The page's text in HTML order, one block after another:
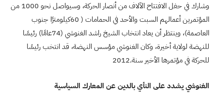
وشارك في حفل الافتتاح الآلاف من أنصار الحركة، وسيواصل نحو 1000 من
المؤتمرين أعمالهم السبت والأحد في الحمامات (
كيلومترًا جنوب
العاصمة)، وينتظر أن يعاد انتخاب الشيخ راشد الغنوشي (74عامًا) رئيسًا
للنهضة لولاية أخيرة، وكان الغنوشي مؤسس النهضة، قد انتخب رئيسًا
للحركة في مؤتمرها الأخير سنة.2012
الغنوشي يشدد على النأي بالدين عن المعارك السياسية